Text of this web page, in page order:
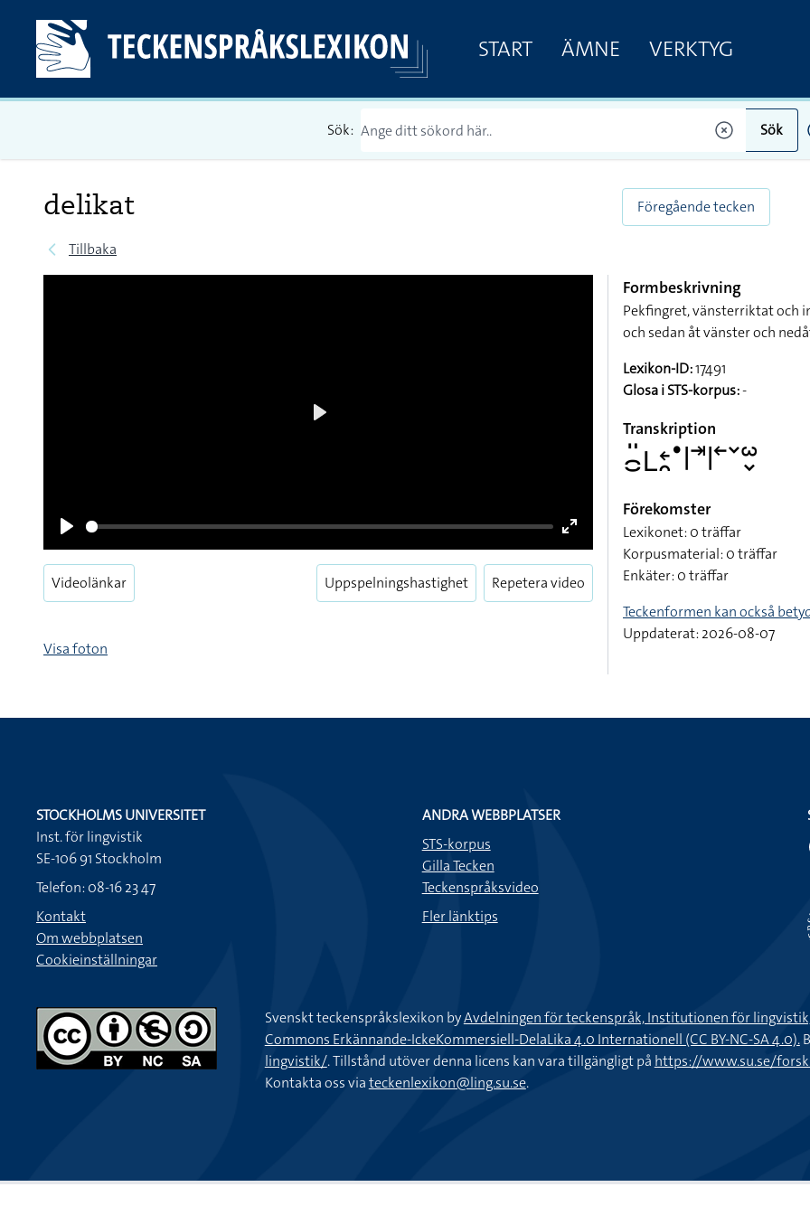
START ÄMNE VERKTYG
Sök: Sök
delikat
Tillbaka
Föregående tecken
fullscreen
Formbeskrivning
Pekfingret, vänsterriktat och
och sedan åt vänster och
Lexikon-ID:17491
Glosa i STS-korpus:-
Transkription
􌤌􌤺􌥈􌥓􌥘􌤟􌥼􌥪􌥼􌥢􌥧􌥱􌦀
Förekomster
Lexikonet: 0 träffar
Korpusmaterial: 0 träffar
Enkäter: 0 träffar
Teckenformen kan också
Uppdaterat: 2026-08-07
STOCKHOLMS UNIVERSITET
Inst. för lingvistik
SE-106 91 Stockholm
Telefon: 08-16 23 47
Kontakt
Om webbplatsen
ANDRA WEBBPLATSER
STS-korpus
Gilla Tecken
Teckenspråksvideo
Svenskt teckenspråkslexikon byAvdelningen för teckenspråk, Institutionen för
Commons Erkännande-IckeKommersiell-DelaLika 4.0 Internationell (CC BY-NC-SA 4.0).
. Tillstånd utöver denna licens kan vara tillgängligt på